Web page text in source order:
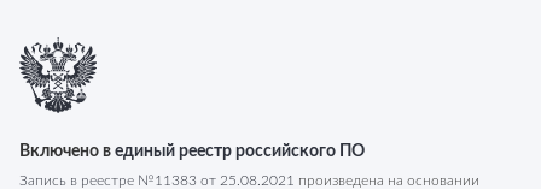
Включено в единый реестр российского ПО
Запись в реестре №11383 от 25.08.2021 произведена на основании